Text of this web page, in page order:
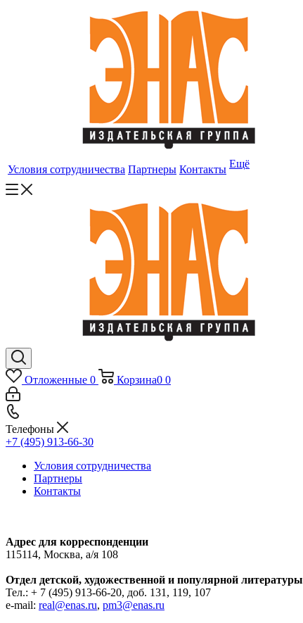
Условия сотрудничества Партнеры Контакты Ещё
Отложенные 0 Корзина0 0
Телефоны
+7 (495) 913-66-30
Условия сотрудничества
Партнеры
Контакты
Адрес для корреспонденции
115114, Москва, а/я 108
Отдел детской, художественной и популярной литературы
Тел.: + 7 (495) 913-66-20, доб. 131, 119, 107
e-mail: real@enas.ru, pm3@enas.ru